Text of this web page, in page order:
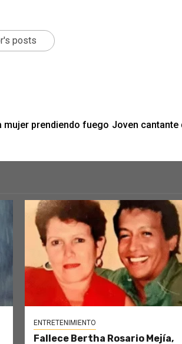
posts
mujer prendiendo fuego Joven
ENTRETENIMIENTO
Fallece Bertha Rosario Mejía,